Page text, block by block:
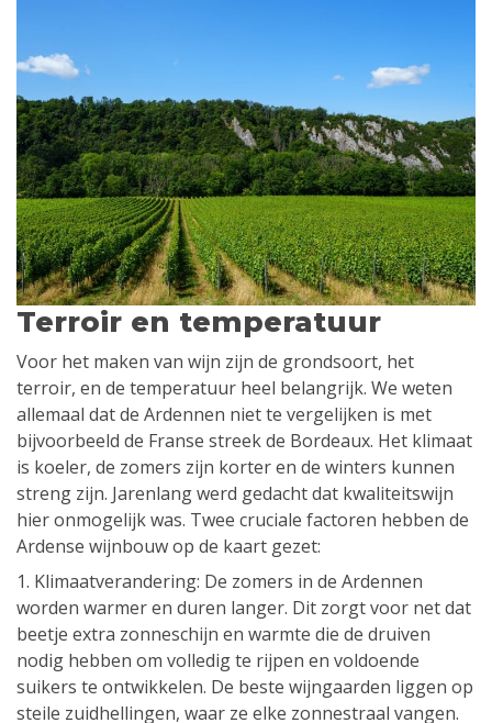
Terroir en temperatuur
Voor het maken van wijn zijn de grondsoort, het
terroir, en de temperatuur heel belangrijk. We weten
allemaal dat de Ardennen niet te vergelijken is met
bijvoorbeeld de Franse streek de Bordeaux. Het klimaat
is koeler, de zomers zijn korter en de winters kunnen
streng zijn. Jarenlang werd gedacht dat kwaliteitswijn
hier onmogelijk was. Twee cruciale factoren hebben de
Ardense wijnbouw op de kaart gezet:
1. Klimaatverandering: De zomers in de Ardennen
worden warmer en duren langer. Dit zorgt voor net dat
beetje extra zonneschijn en warmte die de druiven
nodig hebben om volledig te rijpen en voldoende
suikers te ontwikkelen. De beste wijngaarden liggen op
steile zuidhellingen, waar ze elke zonnestraal vangen.